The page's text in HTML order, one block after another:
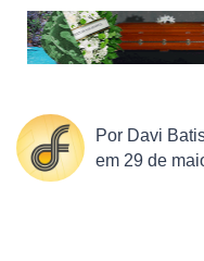
Por Davi
em 29 de